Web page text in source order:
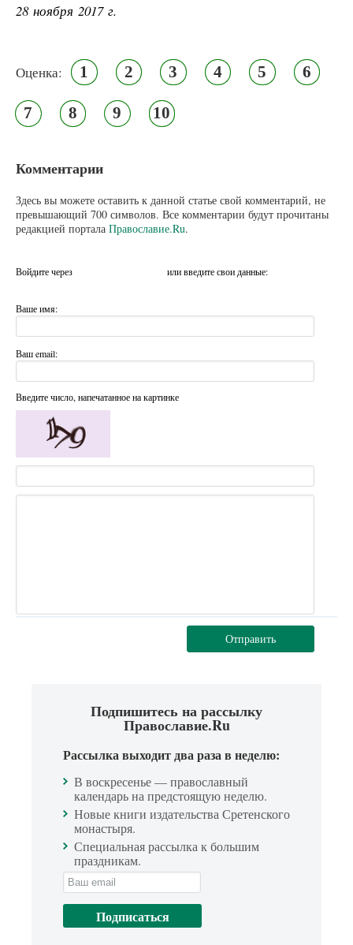
28 ноября 2017 г.
Оценка: 1 2 3 4 5 6
7 8 9 10
Комментарии
Здесь вы можете оставить к данной статье свой комментарий, не
превышающий 700 символов. Все комментарии будут прочитаны
редакцией портала Православие.Ru.
Войдите через или введите свои данные:
Ваше имя:
Ваш email:
Введите число, напечатанное на картинке
Отправить
Подпишитесь на рассылку
Православие.Ru
Рассылка выходит два раза в неделю:
В воскресенье — православный
календарь на предстоящую неделю.
Новые книги издательства Сретенского
монастыря.
Специальная рассылка к большим
праздникам.